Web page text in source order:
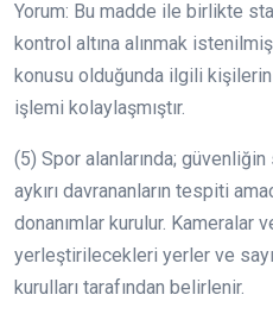
Yorum: Bu madde ile birlikte
kontrol altına alınmak
konusu olduğunda ilgili kişilerin
işlemi kolaylaşmıştır.
(5) Spor alanlarında;
aykırı davrananların tespiti
donanımlar kurulur. Kameralar
yerleştirilecekleri yerler ve
kurulları tarafından belirlenir.